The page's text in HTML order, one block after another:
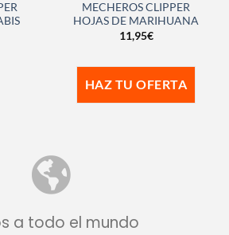
MECHEROS CLIPPER
HOJAS DE MARIHUANA
11,95€
HAZ TU OFERTA
a todo el mundo